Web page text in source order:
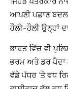
ਆਪਣੀ ਪਛਾਣ ਬਦਲ
ਹੌਲੀ-ਹੌਲੀ ਉਨ੍ਹਾਂ
ਭਾਰਤ ਵਿੱਚ ਵੀ
ਭਰਮ ਅਤੇ ਡਰ ਪੈਦਾ
ਵੱਡੇ ਪੱਧਰ ‘ਤੇ ਵਧ